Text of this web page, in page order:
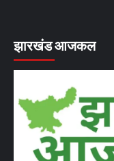
झारखंड आजकल